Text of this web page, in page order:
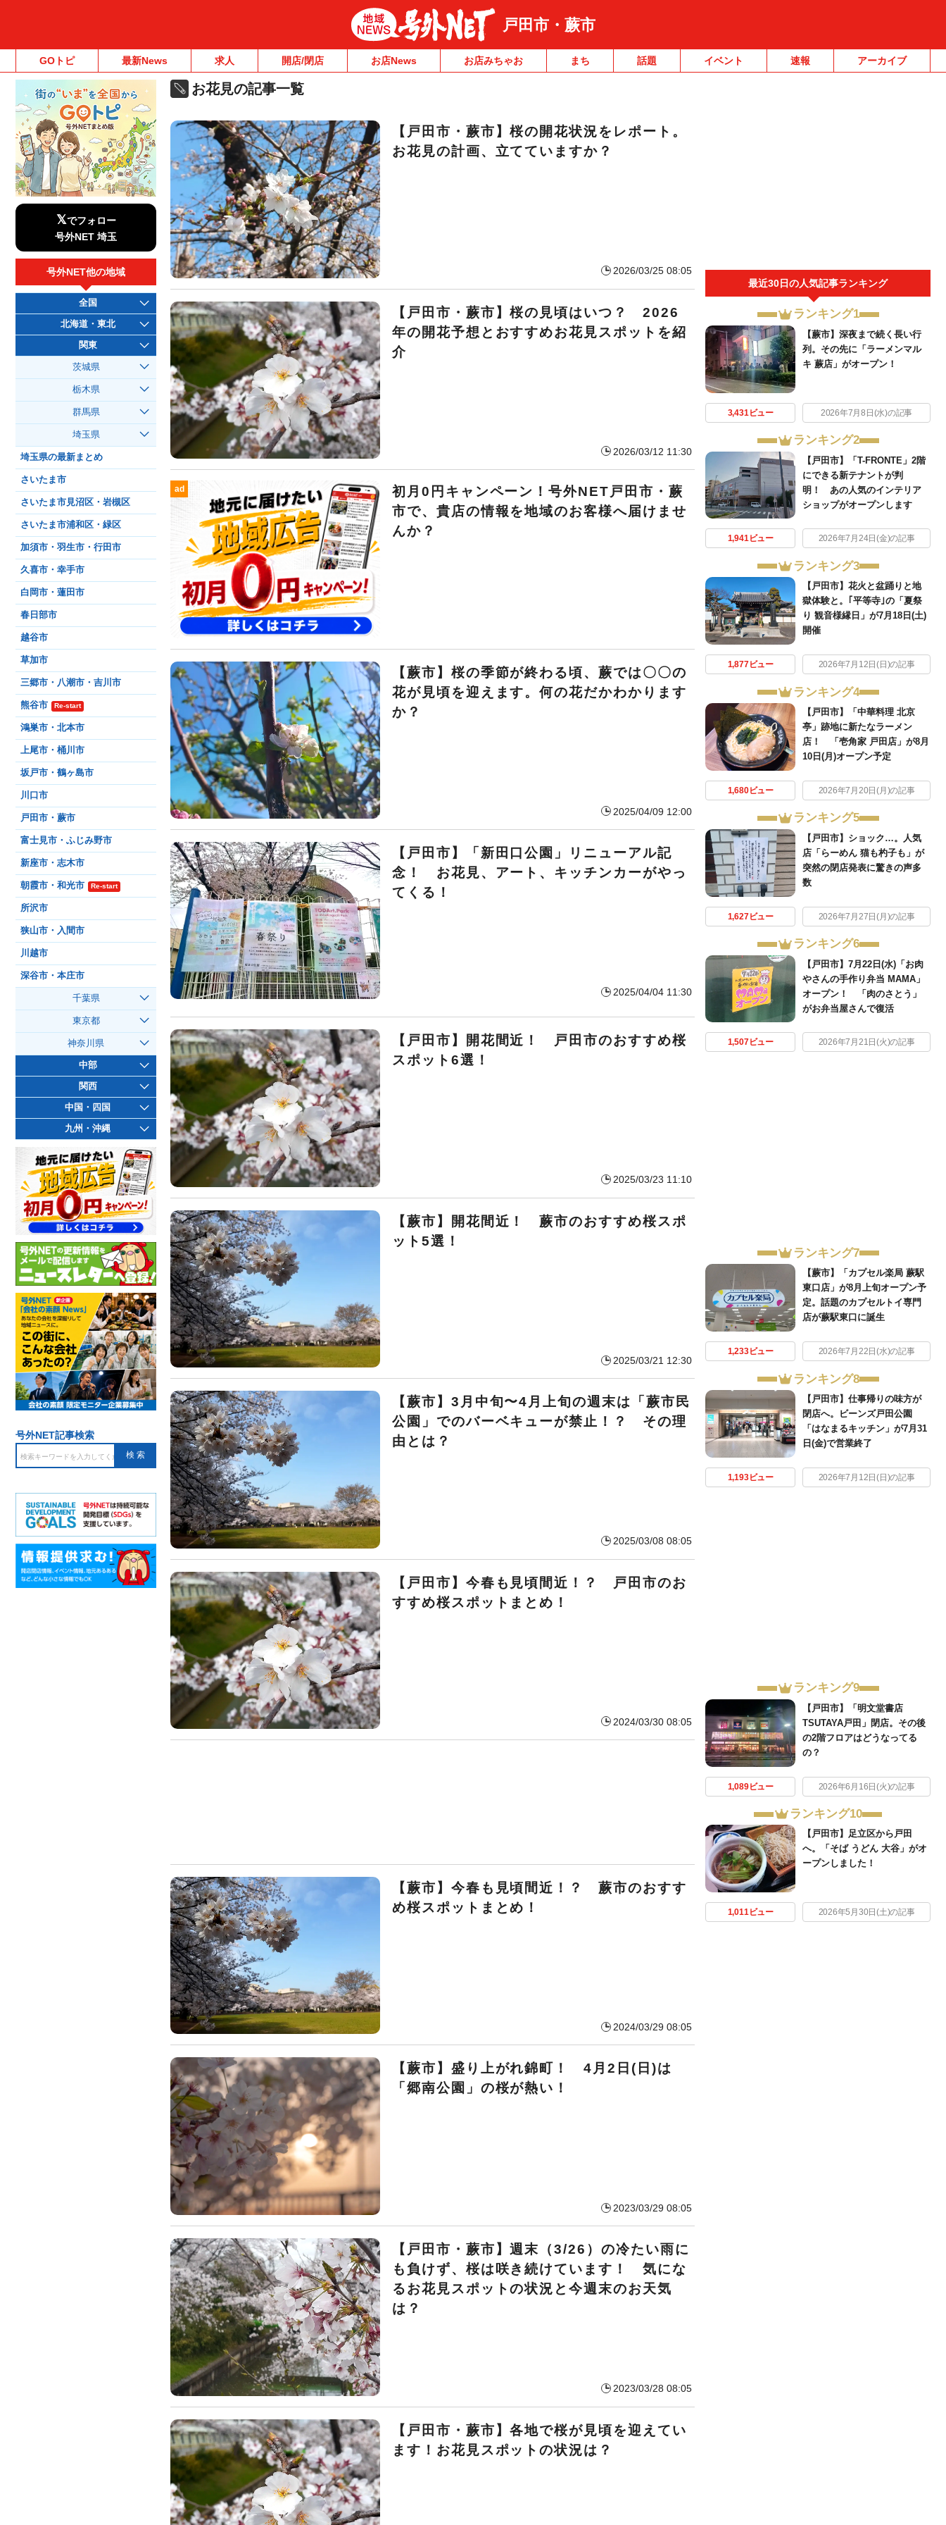
戸田市・蕨市
GOトピ 最新News 求人 開店/閉店 お店News お店みちゃお まち 話題 イベント 速報 アーカイブ
お花見の記事一覧
【戸田市・蕨市】桜の開花状況をレポート。
お花見の計画、立てていますか？
2026/03/25 08:05
【戸田市・蕨市】桜の見頃はいつ？ 2026
年の開花予想とおすすめお花見スポットを紹
介
2026/03/12 11:30
ad
初月0円キャンペーン！号外NET戸田市・蕨
市で、貴店の情報を地域のお客様へ届けませ
んか？
【蕨市】桜の季節が終わる頃、蕨では〇〇の
花が見頃を迎えます。何の花だかわかります
か？
2025/04/09 12:00
【戸田市】「新田口公園」リニューアル記
念！ お花見、アート、キッチンカーがやっ
てくる！
2025/04/04 11:30
【戸田市】開花間近！ 戸田市のおすすめ桜
スポット6選！
2025/03/23 11:10
【蕨市】開花間近！ 蕨市のおすすめ桜スポ
ット5選！
2025/03/21 12:30
【蕨市】3月中旬〜4月上旬の週末は「蕨市民
公園」でのバーベキューが禁止！？ その理
由とは？
2025/03/08 08:05
【戸田市】今春も見頃間近！？ 戸田市のお
すすめ桜スポットまとめ！
2024/03/30 08:05
【蕨市】今春も見頃間近！？ 蕨市のおすす
め桜スポットまとめ！
2024/03/29 08:05
【蕨市】盛り上がれ錦町！ 4月2日(日)は
「郷南公園」の桜が熱い！
2023/03/29 08:05
【戸田市・蕨市】週末（3/26）の冷たい雨に
も負けず、桜は咲き続けています！ 気にな
るお花見スポットの状況と今週末のお天気
は？
2023/03/28 08:05
【戸田市・蕨市】各地で桜が見頃を迎えてい
ます！お花見スポットの状況は？
最近30日の人気記事ランキング
ランキング1
【蕨市】深夜まで続く長い行
列。その先に「ラーメンマル
キ 蕨店」がオープン！
3,431ビュー 2026年7月8日(水)の記事
ランキング2
【戸田市】「T-FRONTE」2階
にできる新テナントが判
明！ あの人気のインテリア
ショップがオープンします
1,941ビュー 2026年7月24日(金)の記事
ランキング3
【戸田市】花火と盆踊りと地
獄体験と。｢平等寺｣の「夏祭
り 観音様縁日」が7月18日(土)
開催
1,877ビュー 2026年7月12日(日)の記事
ランキング4
【戸田市】「中華料理 北京
亭」跡地に新たなラーメン
店！ 「壱角家 戸田店」が8月
10日(月)オープン予定
1,680ビュー 2026年7月20日(月)の記事
ランキング5
【戸田市】ショック…。人気
店「らーめん 猫も杓子も」が
突然の閉店発表に驚きの声多
数
1,627ビュー 2026年7月27日(月)の記事
ランキング6
【戸田市】7月22日(水)「お肉
やさんの手作り弁当 MAMA」
オープン！ 「肉のさとう」
がお弁当屋さんで復活
1,507ビュー 2026年7月21日(火)の記事
ランキング7
【蕨市】「カプセル楽局 蕨駅
東口店」が8月上旬オープン予
定。話題のカプセルトイ専門
店が蕨駅東口に誕生
1,233ビュー 2026年7月22日(水)の記事
ランキング8
【戸田市】仕事帰りの味方が
閉店へ。ビーンズ戸田公園
「はなまるキッチン」が7月31
日(金)で営業終了
1,193ビュー 2026年7月12日(日)の記事
ランキング9
【戸田市】「明文堂書店
TSUTAYA戸田」閉店。その後
の2階フロアはどうなってる
の？
1,089ビュー 2026年6月16日(火)の記事
ランキング10
【戸田市】足立区から戸田
へ。「そば うどん 大谷」がオ
ープンしました！
1,011ビュー 2026年5月30日(土)の記事
𝕏でフォロー
号外NET 埼玉
号外NET他の地域
全国
北海道・東北
関東
茨城県
栃木県
群馬県
埼玉県
埼玉県の最新まとめ
さいたま市
さいたま市見沼区・岩槻区
さいたま市浦和区・緑区
加須市・羽生市・行田市
久喜市・幸手市
白岡市・蓮田市
春日部市
越谷市
草加市
三郷市・八潮市・吉川市
熊谷市 Re-start
鴻巣市・北本市
上尾市・桶川市
坂戸市・鶴ヶ島市
川口市
戸田市・蕨市
富士見市・ふじみ野市
新座市・志木市
朝霞市・和光市 Re-start
所沢市
狭山市・入間市
川越市
深谷市・本庄市
千葉県
東京都
神奈川県
中部
関西
中国・四国
九州・沖縄
号外NET記事検索